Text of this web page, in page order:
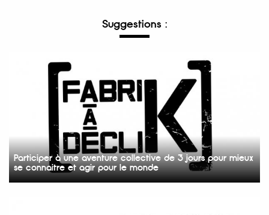
Suggestions :
Participer à une aventure collective de 3 jours pour mieux
se connaitre et agir pour le monde